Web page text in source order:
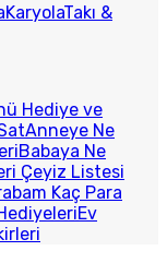
KaryolaTakı &
Hediye ve
Anneye Ne
Babaya Ne
Çeyiz Listesi
Kaç Para
Ev